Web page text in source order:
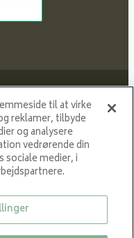
a global organisation
better utilization of
VARDE 2024
til at virke
reklamer, tilbyde
og analysere
vedrørende din
sociale medier, i